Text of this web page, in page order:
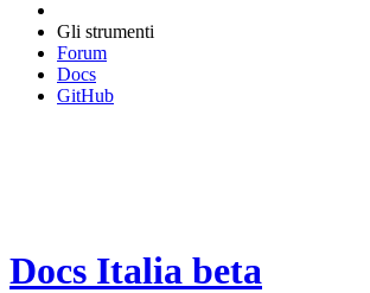
Gli strumenti
Forum
Docs
GitHub
Docs Italia beta